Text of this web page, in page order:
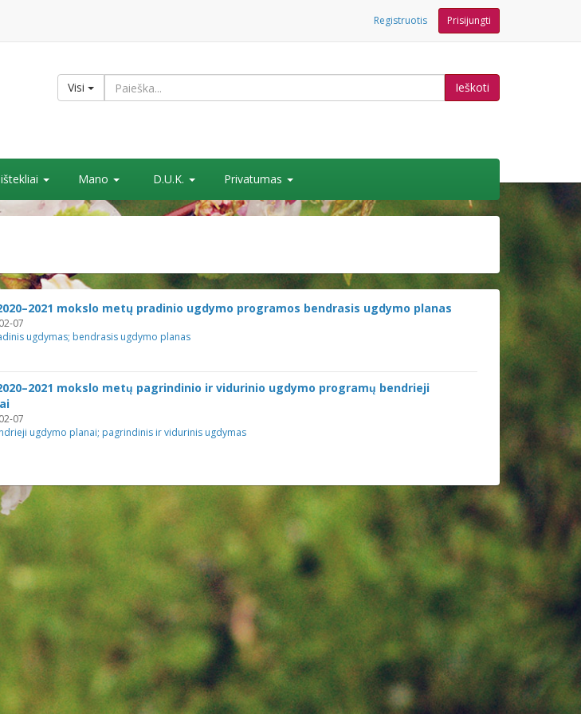
Registruotis Prisijungti
Visi Ieškoti
Mano D.U.K. Privatumas
mokslo metų pradinio ugdymo programos bendrasis ugdymo planas
07
ugdymas; bendrasis ugdymo planas
mokslo metų pagrindinio ir vidurinio ugdymo programų bendrieji
07
ugdymo planai; pagrindinis ir vidurinis ugdymas